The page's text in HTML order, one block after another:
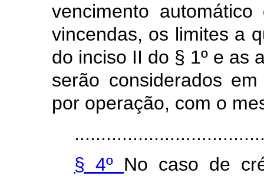
vencimento
vincendas, os limites a
do inciso II do § 1º e as
serão considerados
por operação, com o
§ 4º No caso de